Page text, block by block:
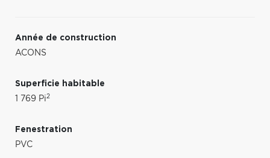
Année de construction
ACONS
Superficie habitable
1 769 Pi2
Fenestration
PVC